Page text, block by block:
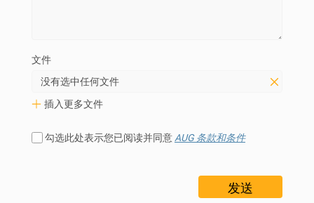
文件
没有选中任何文件
插入更多文件
勾选此处表示您已阅读并同意 AUG 条款和条件